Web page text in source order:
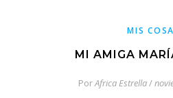
MIS
MI AMIGA
PorAfrica Estrella/